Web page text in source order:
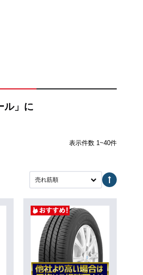
ル」に
表示件数 1~40件
売れ筋順